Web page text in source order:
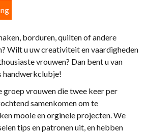
borduren, quilten of andere
Wilt u uw creativiteit en vaardigheden
vrouwen? Dan bent u van
handwerkclubje!
groep vrouwen die twee keer per
samenkomen om te
mooie en orginele projecten. We
tips en patronen uit, en hebben